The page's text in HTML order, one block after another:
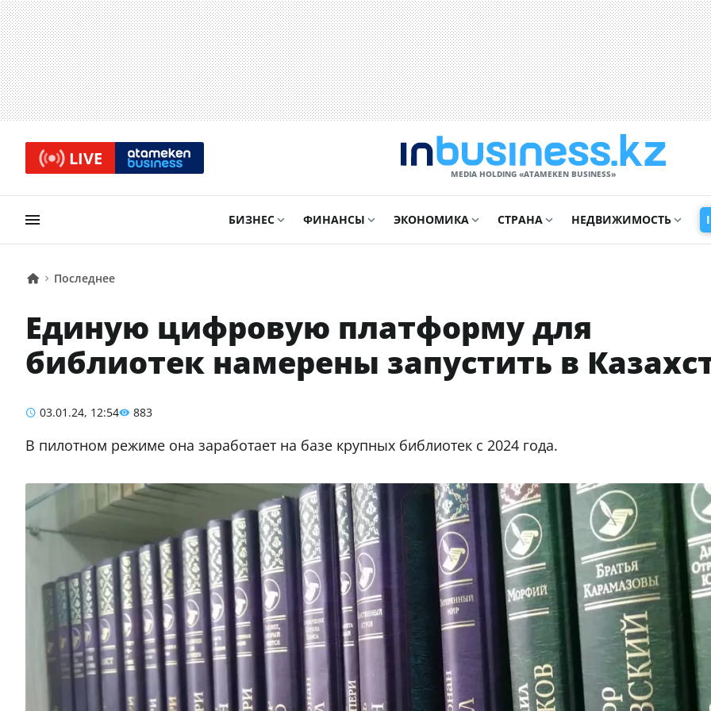
LIVE
MEDIA HOLDING «ATAMEKЕN BUSINESS»
БИЗНЕС ФИНАНСЫ ЭКОНОМИКА СТРАНА НЕДВИЖИМОСТЬ
Последнее
Единую цифровую платформу для
библиотек намерены запустить в
03.01.24, 12:54 883
В пилотном режиме она заработает на базе крупных библиотек с 2024 года.